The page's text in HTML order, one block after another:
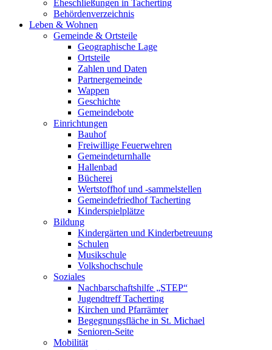
Eheschließungen in Tacherting
Behördenverzeichnis
Leben & Wohnen
Gemeinde & Ortsteile
Geographische Lage
Ortsteile
Zahlen und Daten
Partnergemeinde
Wappen
Geschichte
Gemeindebote
Einrichtungen
Bauhof
Freiwillige Feuerwehren
Gemeindeturnhalle
Hallenbad
Bücherei
Wertstoffhof und -sammelstellen
Gemeindefriedhof Tacherting
Kinderspielplätze
Bildung
Kindergärten und Kinderbetreuung
Schulen
Musikschule
Volkshochschule
Soziales
Nachbarschaftshilfe „STEP“
Jugendtreff Tacherting
Kirchen und Pfarrämter
Begegnungsfläche in St. Michael
Senioren-Seite
Mobilität